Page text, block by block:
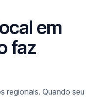
em
faz
regionais. Quando seu